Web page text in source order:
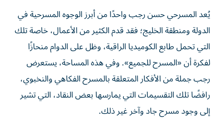
يُعد المسرحي حسن رجب واحدًا من أبرز الوجوه المسرحية في
الدولة ومنطقة الخليج؛ فقد قدم الكثير من الأعمال، خاصة تلك
التي تحمل طابع الكوميديا الراقية، وظل على الدوام منحازًا
لفكرة أن «المسرح للجميع». وفي هذه المساحة، يستعرض
رجب جملة من الأفكار المتعلقة بالمسرح الفكاهي والنخبوي،
رافضًا تلك التقسيمات التي يمارسها بعض النقاد، التي تشير
إلى وجود مسرح جاد وآخر غير ذلك.